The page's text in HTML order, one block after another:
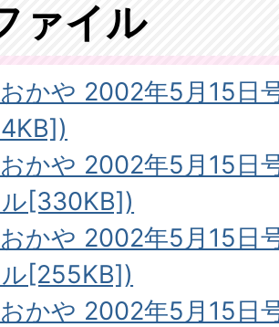
ァイル
かや 2002年5月15日
かや 2002年5月15日
ル[330KB])
かや 2002年5月15日
ル[255KB])
かや 2002年5月15日